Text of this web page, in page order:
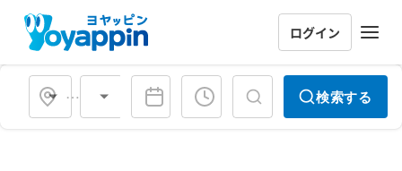
ログイン
会場タイプ 検索する